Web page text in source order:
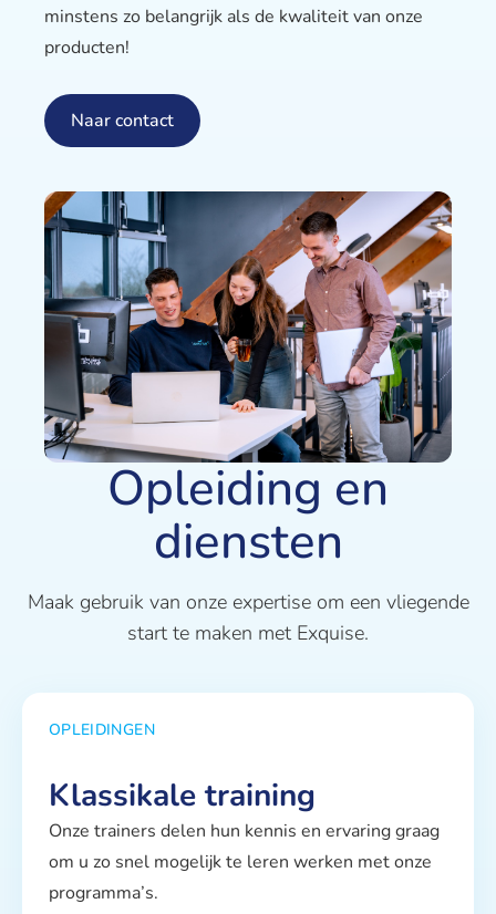
minstens zo belangrijk als de kwaliteit van onze
producten!
Naar contact
Opleiding en
diensten
Maak gebruik van onze expertise om een vliegende
start te maken met Exquise.
OPLEIDINGEN
Klassikale training
Onze trainers delen hun kennis en ervaring graag
om u zo snel mogelijk te leren werken met onze
programma’s.